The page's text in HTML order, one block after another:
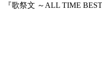
『歌祭文 ～ALL TIME